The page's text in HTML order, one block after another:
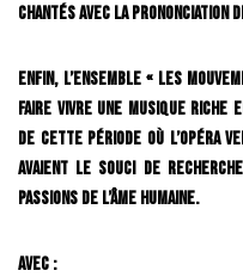
chantés avec la prononciation
Enfin, l’ensemble « Les
faire vivre une musique riche
de cette période où l’opéra
avaient le souci de
passions de l’âme humaine.
Avec :